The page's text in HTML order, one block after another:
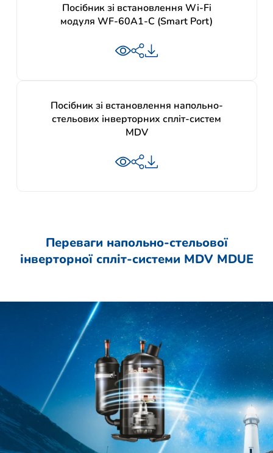
Посібник зі встановлення Wi-Fi
модуля WF-60A1-C (Smart Port)
Посібник зі встановлення напольно-
стельових інверторних спліт-систем
MDV
Переваги напольно-стельової
інверторної спліт-системи MDV MDUE